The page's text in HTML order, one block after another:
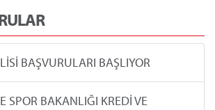
BAŞVURULARI BAŞLIYOR
SPOR BAKANLIĞI KREDİ VE